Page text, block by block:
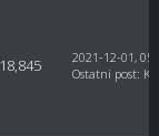
18,845
2021-12-01,
Ostatni post: